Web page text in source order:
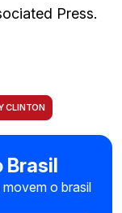
Press.
CLINTON
Brasil
o brasil